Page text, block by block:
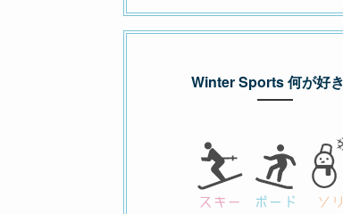
Winter Sports 何が好